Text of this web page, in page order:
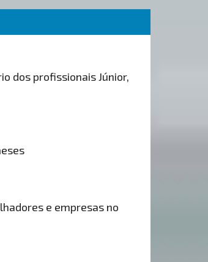
dos profissionais Júnior,
e empresas no